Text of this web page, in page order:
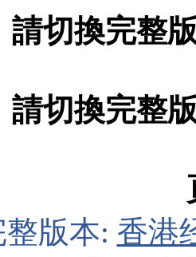
請切換完整
請切換完整
版本: 香港